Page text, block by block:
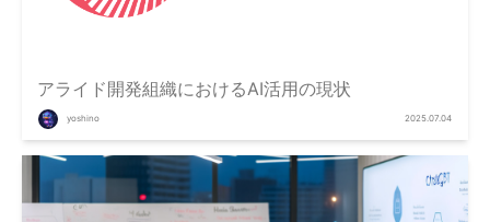
アライド開発組織におけるAI活用の現状
yoshino 2025.07.04